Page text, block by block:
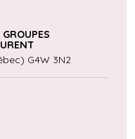
G4W 3N2